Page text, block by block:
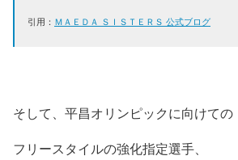
引用： ＭＡＥＤＡ ＳＩＳＴＥＲＳ 公式ブログ
そして、平昌オリンピックに向けての
フリースタイルの強化指定選手、